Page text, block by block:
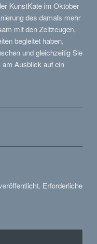
KunstKate im Oktober
des damals mehr
mit den Zeitzeugen,
begleitet haben,
und gleichzeitig Sie
Ausblick auf ein
Erforderliche